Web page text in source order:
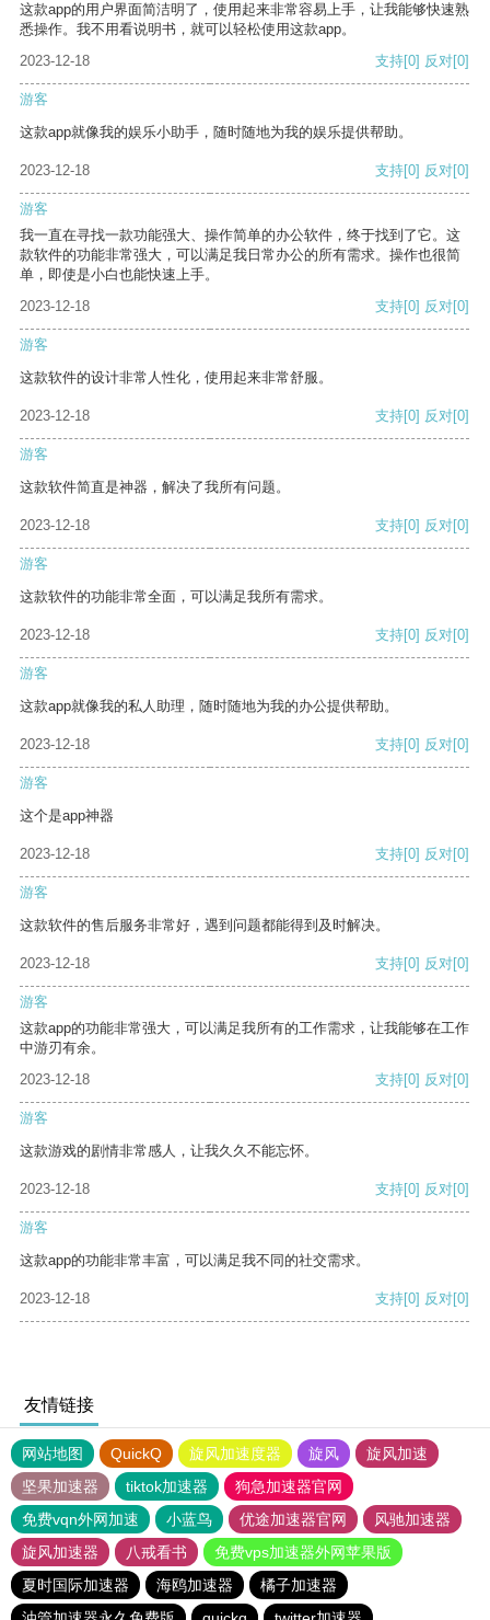
这款app的用户界面简洁明了，使用起来非常容易上手，让我能够快速熟
悉操作。我不用看说明书，就可以轻松使用这款app。
2023-12-18
支持[0] 反对[0]
游客
这款app就像我的娱乐小助手，随时随地为我的娱乐提供帮助。
2023-12-18 支持[0] 反对[0]
游客
我一直在寻找一款功能强大、操作简单的办公软件，终于找到了它。这
款软件的功能非常强大，可以满足我日常办公的所有需求。操作也很简
单，即使是小白也能快速上手。
2023-12-18
支持[0] 反对[0]
游客
这款软件的设计非常人性化，使用起来非常舒服。
2023-12-18 支持[0] 反对[0]
游客
这款软件简直是神器，解决了我所有问题。
2023-12-18 支持[0] 反对[0]
游客
这款软件的功能非常全面，可以满足我所有需求。
2023-12-18 支持[0] 反对[0]
游客
这款app就像我的私人助理，随时随地为我的办公提供帮助。
2023-12-18 支持[0] 反对[0]
游客
这个是app神器
2023-12-18 支持[0] 反对[0]
游客
这款软件的售后服务非常好，遇到问题都能得到及时解决。
2023-12-18 支持[0] 反对[0]
游客
这款app的功能非常强大，可以满足我所有的工作需求，让我能够在工作
中游刃有余。
2023-12-18
支持[0] 反对[0]
游客
这款游戏的剧情非常感人，让我久久不能忘怀。
2023-12-18 支持[0] 反对[0]
游客
这款app的功能非常丰富，可以满足我不同的社交需求。
2023-12-18 支持[0] 反对[0]
友情链接
网站地图 QuickQ 旋风加速度器 旋风
旋风加速
坚果加速器
tiktok加速器
狗急加速器官网
免费vqn外网加速
小蓝鸟 优途加速器官网
风驰加速器
旋风加速器
八戒看书
免费vps加速器外网苹果版
夏时国际加速器
海鸥加速器
橘子加速器